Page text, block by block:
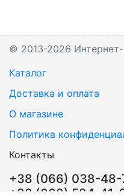
© 2013-2026
Каталог
Доставка и оплата
О магазине
Политика
Контакты
+38 (066) 038-48-